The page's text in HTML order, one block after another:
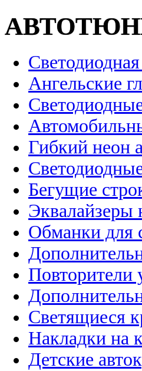
Ангельские
Гибкий неон
Бегущие
Эквалайзеры
Обманки для
Повторители
Светящиеся
Накладки на
Детские